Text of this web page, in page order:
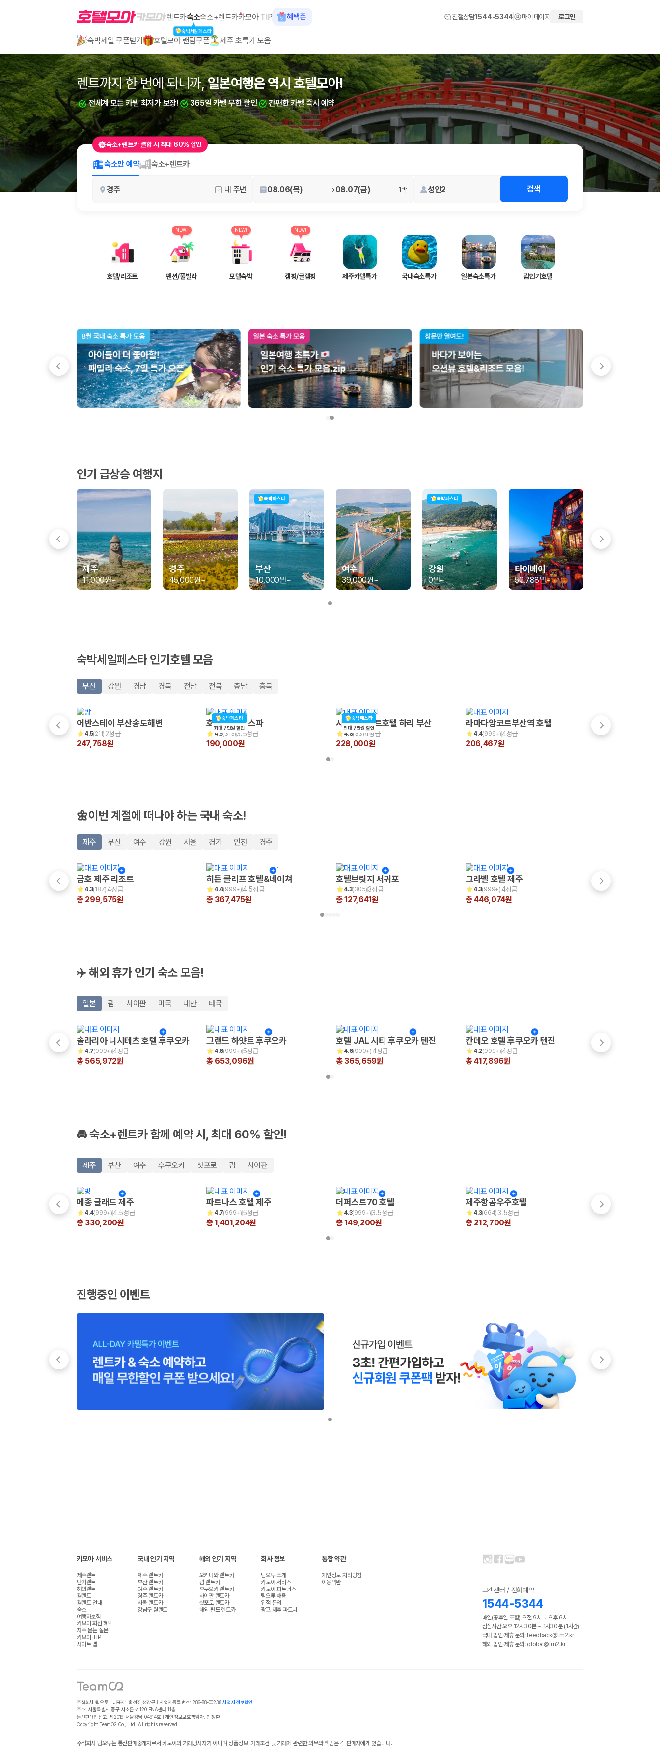
2000만 이용고객이 선택한 제주 렌트카 가격비교 플랫폼
제주렌트카 가격비교는 카모아에서 한 번에
제주도 렌트카는 업체마다 차량 가격, 보험 조건, 면책금, 보상 한도, 인수 장소, 취소 규정이 다릅니다. 카모아는 여러 제주 렌트카 업체의 조건을 한 화면에서 비교해 사용자가 자신의 일정과 예산에 맞는 차량을 선택할 수 있도
일반자차, 완전자차, 슈퍼자차의 면책금과 보상 한도를 비교합니다.
셔틀 이동, 인수 위치, 반납 편의성을 함께 확인합니다.
비교 후 원하는 차량을 바로 예약할 수 있습니다.
제주렌트카 최저가는 차량 기본요금만으로 판단하기 어렵습니다. 보험 포함 여부, 면책금, 보상 한도, 옵션 비용, 취소 수수료를 함께 확인해야 실제로 저렴한 차량을 고를 수 있습니다.
2. 보험 조건은 가격만큼 중요합니다
완전자차와 슈퍼자차는 업체별 보장 범위가 다를 수 있습니다. 카모아에서는 제주 렌트카 가격과 함께 보험 조건을 비교해 여행 스타일에 맞는 보장 수준을 선택할 수 있습니다.
3. 제주공항 접근성과 셔틀 조건을 함께 확인하세요
제주 렌트카는 차량 인수 위치와 셔틀 편의성에 따라 실제 이용 만족도가 달라집니다. 공항에서 렌트카 사무실까지의 이동 조건을 가격과 함께 비교하는 것이 좋습니다.
커플·친구 여행에서 많이 선택되며 가격과 승차감의 균형이 좋은 차종입니다.
가족 여행, 짐이 많은 여행, 장거리 이동에 적합하며 보험 조건과 차량 연식을 함께 비교하는 것이 좋습니다.
단체 여행이나 4인 이상 가족 여행에 적합하며 인원수, 짐 공간, 보험 조건을 함께 확인해야 합니다.
제주렌트카 보험까지 비교해야 진짜 가격비교입니다
동일한 차량이라도 보험 조건에 따라 실제 부담 금액이 달라질 수 있습니다. 카모아는 제주 렌트카 가격뿐 아니라 일반자차, 완전자차, 슈퍼자차 조건을 함께 확인할 수 있도록 돕습니다.
사고 발생 시 일정 금액의 면책금이 발생할 수 있습니다.
보상 한도 내에서 면책금 부담이 줄어드는 보험 조건입니다.
제주렌트카 가격비교 자주 묻는 질문
Q. 가족 여행에는 어떤 제주 렌트카를 비교해야 하나요?
제주렌트카 가격비교 주요 링크
국내 렌트카 가격비교
해외 렌트카 가격비교
카모아 사이트맵
렌트카숙소
숙박세일페스타
숙소+렌트카카모아 TIP 혜택존 친절상담1544-5344 마이페이지 로그인
숙박세일 쿠폰받기 호텔모아 랜덤쿠폰 제주 초특가 모음
렌트까지 한 번에 되니까,부산여행은 역시 호텔모아!
전세계 모든 카텔 최저가 보장! 365일 카텔 무한 할인 간편한 카텔 즉시 예약
숙소+렌트카 결합 시 최대 60% 할인
숙소만 예약 숙소+렌트카
경주 내 주변 08.06(목) 08.07(금) 1박 성인2 검색
호텔/리조트 펜션/풀빌라
NEW!
모텔숙박
NEW!
캠핑/글램핑
NEW!
제주카텔특가 국내숙소특가 일본숙소특가 괌인기호텔
인기 급상승 여행지
제주
11,000원~
경주
45,000원~
숙박페스타
부산
10,000원~
여수
39,000원~
숙박페스타
강원
0원~
타이베이
50,788원~
숙박세일페스타 인기호텔 모음
부산 강원 경남 경북 전남 전북 충남 충북
어반스테이 부산송도해변
4.5(211) 2성급
247,758원
숙박페스타
최대 7만원 할인
호텔포레 더 스파
4.5( 313)3.5성급
190,000원
숙박페스타
최대 7만원 할인
시타딘커넥트호텔 하리 부산
4.8( 33)4성급
228,000원
라마다앙코르부산역 호텔
4.4(999+)4성급
206,467원
최대 7만원 할인
그랩디 오션 송도
4.5
🌼이번 계절에 떠나야 하는 국내 숙소!
제주 부산 여수 강원 서울 경기 인천 경주
금호 제주 리조트
4.3(187) 4성급
총 299,575원
히든 클리프 호텔&네이쳐
4.4(999+)4.5성급
총 367,475원
호텔브릿지 서귀포
4.3(305)3성급
총 127,641원
그라벨 호텔 제주
4.3(999+)4성급
총 446,074원
메종 글래드 제주
4.4
✈️ 해외 휴가 인기 숙소 모음!
일본 괌 사이판 미국 대만 태국
솔라리아 니시테츠 호텔 후쿠오카
4.7(999+)4성급
총 565,972원
그랜드 하얏트 후쿠오카
4.6(999+)5성급
총 653,096원
호텔 JAL 시티 후쿠오카 텐진
4.6(999+)4성급
총 365,659원
칸데오 호텔 후쿠오카 텐진
4.2(999+)4성급
총 417,896원
쓰시마 그랜드 호텔
4.0
🚘 숙소+렌트카 함께 예약 시, 최대 60% 할인!
제주 부산 여수 후쿠오카 삿포로 괌 사이판
메종 글래드 제주
4.4(999+)4.5성급
총 330,200원
파르나스 호텔 제주
4.7(999+)5성급
총 1,401,204원
더퍼스트70 호텔
4.3(999+)3.5성급
총 149,200원
제주항공우주호텔
4.3(664)3.5성급
총 212,700원
파크선샤인 제주
4.7
진행중인 이벤트
카모아 서비스
제주렌트
단기렌트
해외렌트
월렌트
월렌트 안내
숙소
여행자보험
카모아 회원 혜택
자주 묻는 질문
카모아 TIP
사이트 맵
국내 인기 지역
제주 렌트카
부산 렌트카
여수 렌트카
경주 렌트카
서울 렌트카
강남구 월렌트
해외 인기 지역
오키나와 렌트카
괌 렌트카
후쿠오카 렌트카
사이판 렌트카
삿포로 렌트카
해외 편도 렌트카
회사 정보
팀오투 소개
카모아 서비스
카모아 파트너스
팀오투 채용
입점 문의
광고 제휴 파트너
통합 약관
개인정보 처리방침
이용약관
고객센터 / 전화예약
1544-5344
매일(공휴일 포함) 오전 9시 ~ 오후 6시
점심시간 오후 12시30분 ~ 1시30분 (1시간)
국내 법인·제휴 문의: feedback@tm2.kr
해외 법인·제휴 문의: global@tm2.kr
주식회사 팀오투 | 대표자: 홍성주,성장근 | 사업자등록번호: 286-88-00238 사업자정보확인
주소: 서울특별시 중구 서소문로 120 ENA센터 11층
통신판매업신고: 제2019-서울강남-04914호 | 개인정보보호책임자: 인정환
Copyright TeamO2 Co., Ltd. All rights reserved.
주식회사 팀오투는 통신판매중개자로서 카모아의 거래당사자가 아니며 상품정보, 거래조건 및 거래에 관련한 의무와 책임은 각 판매자에게 있습니다.